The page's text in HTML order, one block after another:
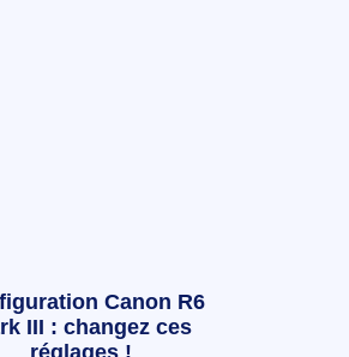
Canon R6
III : changez ces
réglages !